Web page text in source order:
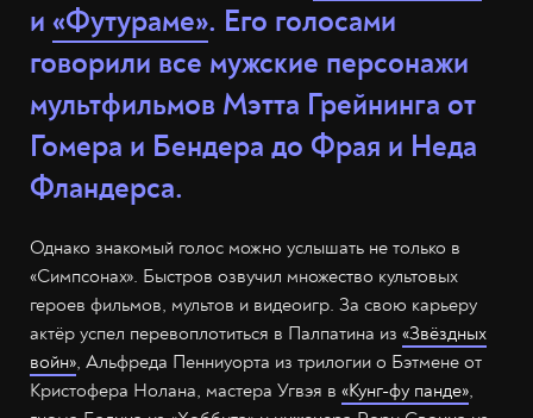
и «Футураме». Его голосами
говорили все мужские персонажи
мультфильмов Мэтта Грейнинга от
Гомера и Бендера до Фрая и Неда
Фландерса.
Однако знакомый голос можно услышать не только в
«Симпсонах». Быстров озвучил множество культовых
героев фильмов, мультов и видеоигр. За свою карьеру
актёр успел перевоплотиться в Палпатина из «Звёздных
войн», Альфреда Пенниуорта из трилогии о Бэтмене от
Кристофера Нолана, мастера Угвэя в «Кунг-фу панде»,